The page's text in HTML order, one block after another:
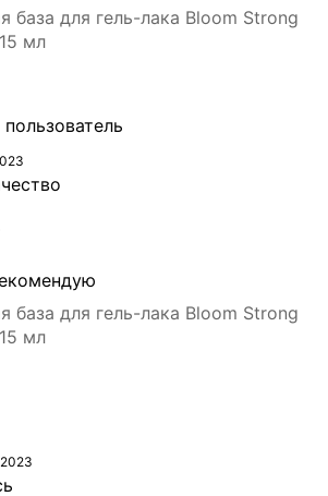
база для гель-лака Bloom Strong
мл
база для гель-лака Bloom Strong
мл